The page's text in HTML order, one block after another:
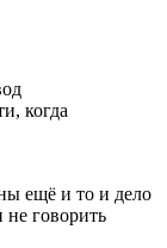
когда
ещё и то и дело
не говорить